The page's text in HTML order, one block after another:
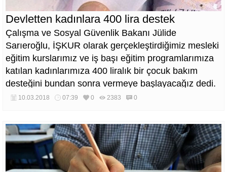
Devletten kadınlara 400 lira destek
Çalışma ve Sosyal Güvenlik Bakanı Jülide
Sarıeroğlu, İŞKUR olarak gerçekleştirdiğimiz mesleki
eğitim kurslarımız ve iş başı eğitim programlarımıza
katılan kadınlarımıza 400 liralık bir çocuk bakım
desteğini bundan sonra vermeye başlayacağız dedi.
10.03.2018 07:39 0 2383 0